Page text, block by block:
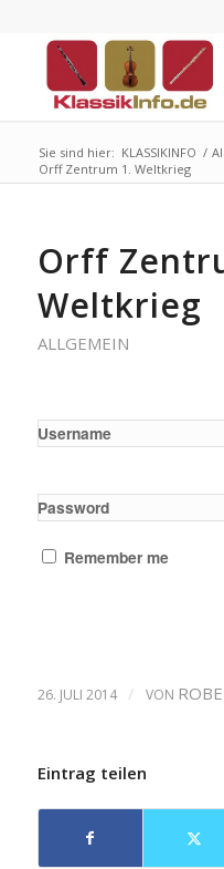
Sie sind hier: KLASSIKINFO /
Orff Zentrum 1. Weltkrieg
Orff
Weltkrieg
ALLGEMEIN
Username
Password
Remember me
26. JULI 2014 / VON
Eintrag teilen